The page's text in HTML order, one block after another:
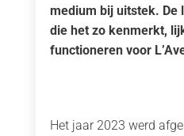
medium bij uitstek. De
die het zo kenmerkt,
functioneren voor
Het jaar 2023 werd